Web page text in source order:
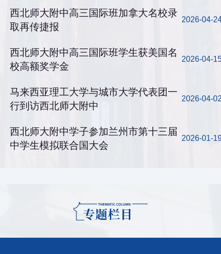
西北师大附中高三国际班加拿大名校录
取再传捷报
2026-04-
西北师大附中高三国际班学生获美国名
校高额奖学金
2026-04-
马来西亚理工大学与城市大学代表团一
行到访西北师大附中
2026-04-
西北师大附中学子参加兰州市第十三届
中学生模拟联合国大会
2026-01-